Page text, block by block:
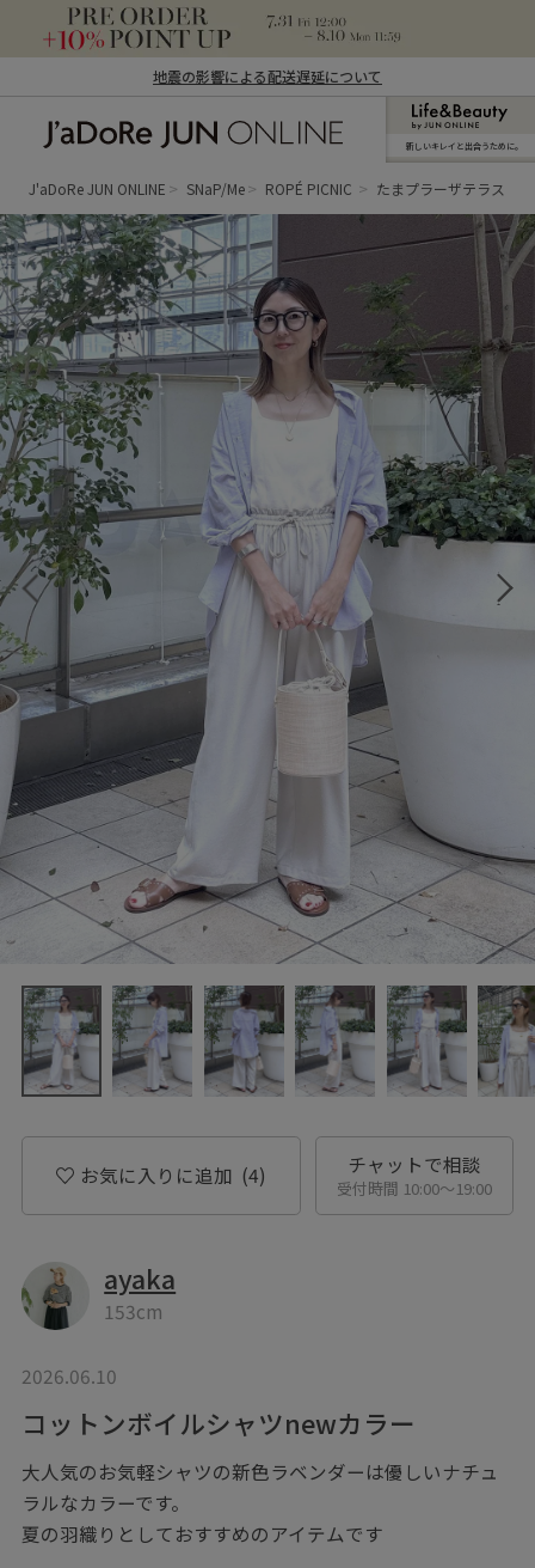
地震の影響による配送遅延について
ン オンライン）
新しいキレイと出合うために。
J'aDoRe JUN ONLINE SNaP/Me ROPÉ PICNIC たまプラーザテラス
お気に入りに追加 (4) チャットで相談
受付時間 10:00〜19:00
ayaka
153cm
2026.06.10
コットンボイルシャツnewカラー
大人気のお気軽シャツの新色ラベンダーは優しいナチュ
ラルなカラーです。
夏の羽織りとしておすすめのアイテムです